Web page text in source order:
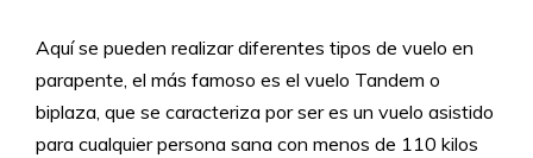
Aquí se pueden realizar diferentes tipos de vuelo en
parapente, el más famoso es el vuelo Tandem o
biplaza, que se caracteriza por ser es un vuelo asistido
para cualquier persona sana con menos de 110 kilos